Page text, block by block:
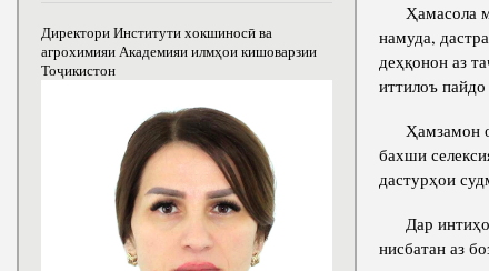
Ҳамасола
намуда,
деҳқонон аз
иттилоъ
Ҳамзамон
бахши
дастурҳои
Дар
нисбатан аз
Директори Институти хокшиносӣ ва
агрохимияи Академияи илмҳои кишоварзии
Тоҷикистон